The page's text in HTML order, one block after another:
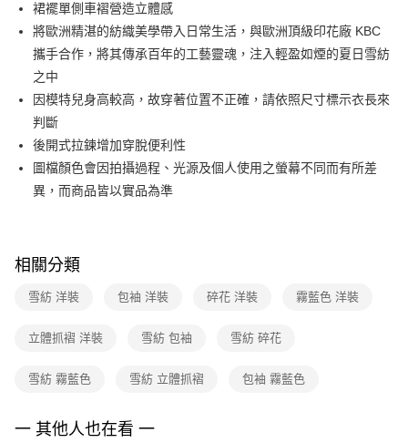
玉山商業銀行
台新國際商業銀行
中國信託商業銀行
台灣樂天信用卡公司
【關於「AFTEE先享後付」】
AFTEE先享後付是「在收到商品之後才付款」的支付方式。 讓您購物簡單
便利好安心！
１．簡單：不需註冊會員、不需綁卡、不需儲值。
２．便利：只要手機號碼，簡訊認證，即可結帳。
【「AFTEE先享後付」結帳流程】
１．於結帳方式選擇「AFTEE先享後付」後，將跳轉至「AFTEE先享後付」
結帳頁面，進行簡訊認證並確認金額後，即可完成結帳。
２．訂單成立數日內，您將收到繳費通知簡訊。
３．收到繳費通知簡訊後14天內，點擊此簡訊中的連結，可透過四大超商／
後付繳納相關費用。
※ 交易是否成功請以「AFTEE先享後付 」之結帳頁面顯示為準，若有關於
客戶支援中心」
https://netprotections.freshdesk.com/support/home
【注意事項】
權轉讓予恩沛科技股份有限公司。
https://aftee.tw/terms/#terms3
３．未成年的使用者請事先徵得法定代理人或監護人之同意方可使用
付款後全家FamilyMart取貨
每筆NT$90，滿NT$3,600(含以上)免運費
付款後7-11取貨
每筆NT$90，滿NT$3,600(含以上)免運費
離島宅配 (蘭嶼恕不配送)
每筆NT$200，滿NT$8,000(含以上)免運費
付款後門市自取
裙襬單側車褶營造立體感
將歐洲精湛的紡織美學帶入日常生活，與歐洲頂級印花廠 KBC
攜手合作，將其傳承百年的工藝靈魂，注入輕盈如煙的夏日雪紡
之中
因模特兒身高較高，故穿著位置不正確，請依照尺寸標示衣長來
判斷
後開式拉鍊增加穿脫便利性
圖檔顏色會因拍攝過程、光源及個人使用之螢幕不同而有所差
異，而商品皆以實品為準
相關分類
雪紡 洋裝 包袖 洋裝 碎花 洋裝 霧藍色 洋裝
立體抓褶 洋裝 雪紡 包袖 雪紡 碎花
雪紡 霧藍色 雪紡 立體抓褶 包袖 霧藍色
一 其他人也在看 一